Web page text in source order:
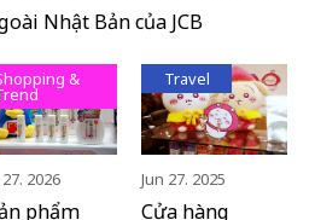
Nhật Bản của JCB
&
2026
phẩm
Travel
Jun 27. 2025
Cửa hàng